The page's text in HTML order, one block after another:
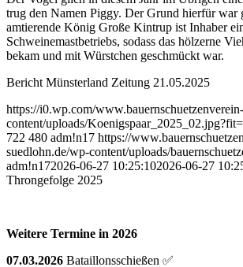
trug den Namen Piggy. Der Grund hierfür war
amtierende König Große Kintrup ist Inhaber
Schweinemastbetriebs, sodass das hölzerne
bekam und mit Würstchen geschmückt war.
Bericht Münsterland Zeitung 21.05.2025
https://i0.wp.com/
content/uploads/
722 480 adm!n17 https://
suedlohn.de/wp-content/uploads/
adm!n172026-06-27 10:25:102026-06-27
Throngefolge 2025
Weitere Termine in 2026
07.03.2026 Bataillonsschießen ✅